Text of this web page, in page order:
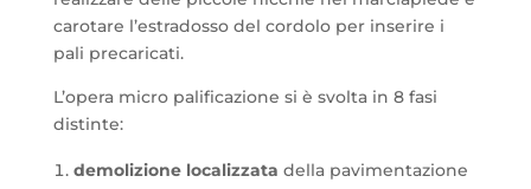
carotare l’estradosso del cordolo per inserire i
pali precaricati.
L’opera micro palificazione si è svolta in 8 fasi
distinte:
demolizione localizzata della pavimentazione